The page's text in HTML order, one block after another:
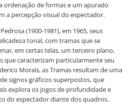
ordenação de formas e um apurado
a percepção visual do espectador.
(1900-1981), em 1965, seus
tonal, com tramas que se
em certas telas, um terceiro plano,
que caracterizam particularmente seu
Morais, as Tramas resultam de uma
signos gráficos superpostos, que
explora os jogos de profundidade e
do espectador diante dos quadros,